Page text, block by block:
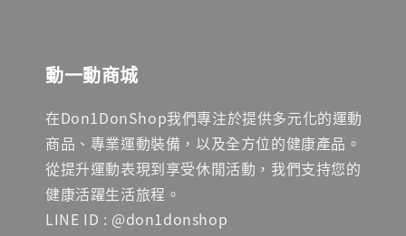
動一動商城
在Don1DonShop我們專注於提供多元化的運動
商品、專業運動裝備，以及全方位的健康產品。
從提升運動表現到享受休閒活動，我們支持您的
健康活躍生活旅程。
LINE ID : @don1donshop